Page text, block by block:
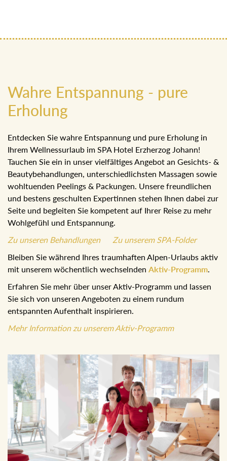
Wahre Entspannung - pure
Erholung
Entdecken Sie wahre Entspannung und pure Erholung in
Ihrem Wellnessurlaub im SPA Hotel Erzherzog Johann!
Tauchen Sie ein in unser vielfältiges Angebot an Gesichts- &
Beautybehandlungen, unterschiedlichsten Massagen sowie
wohltuenden Peelings & Packungen. Unsere freundlichen
und bestens geschulten Expertinnen stehen Ihnen dabei zur
Seite und begleiten Sie kompetent auf Ihrer Reise zu mehr
Wohlgefühl und Entspannung.
Zu unseren Behandlungen
Zu unserem SPA-Folder
Bleiben Sie während Ihres traumhaften Alpen-Urlaubs aktiv
mit unserem wöchentlich wechselnden Aktiv-Programm
Erfahren Sie mehr über unser Aktiv-Programm und lassen
Sie sich von unseren Angeboten zu einem rundum
entspannten Aufenthalt inspirieren.
Mehr Information zu unserem Aktiv-Programm